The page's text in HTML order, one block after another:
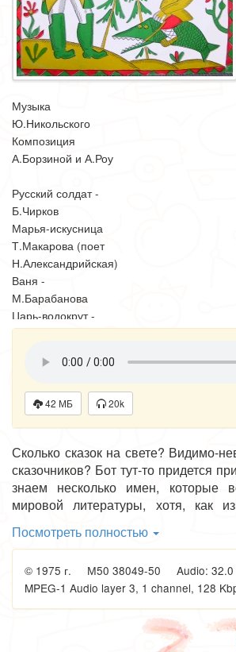
Музыка
Ю.Никольского
Композиция
А.Борзиной и А.Роу
Русский солдат -
Б.Чирков
Марья-искусница
Т.Макарова (поет
Н.Александрийская)
Ваня -
М.Барабанова
Царь-водокрут -
Эраст Гарин
А.Хaритонова
Пастух - В.Лепко
Белочка - Н.Зорская
Л.Потемкин
42 МБ 20k
Сколько сказок на свете? Видимо-
сказочников? Бот тут-то придется
знаем несколько имен, которые
мировой литературы, хотя, как
человеком, а складывалась
множеством людей. И среди этих
людей, сумевших «бродячие
содержанием, глубокой мыслью,
чего сказка сказывается», —
занимает имя советского
Посмотреть полностью
© 1975 г. М50 38049-50 Audio: 32.0
MPEG-1 Audio layer 3, 1 channel, 128